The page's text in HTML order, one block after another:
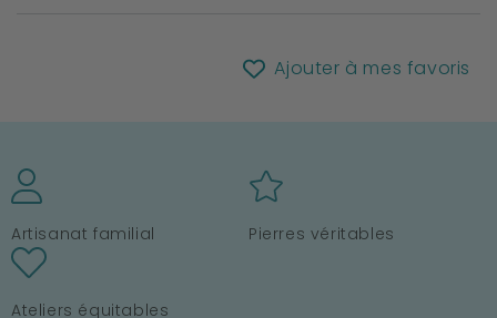
Ajouter à mes favoris
Artisanat familial Pierres véritables
Ateliers équitables